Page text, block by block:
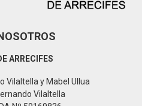
ARRECIFES
Vilaltella y Mabel Ullua
Vilaltella